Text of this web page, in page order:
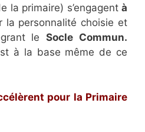
la primaire) s’engagent à
la personnalité choisie et
leSocle Commun.
à la base même de ce
pour la Primaire